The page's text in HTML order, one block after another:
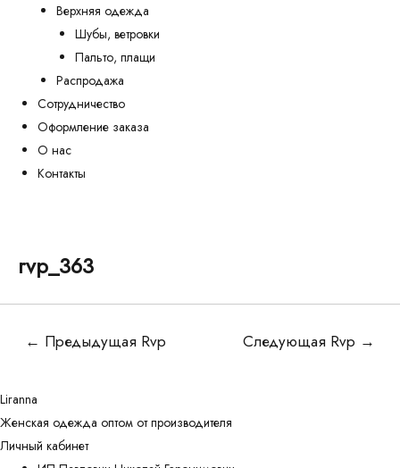
Верхняя одежда
Шубы, ветровки
Пальто, плащи
Распродажа
Сотрудничество
Оформление заказа
О нас
Контакты
rvp_363
Навигация
← Предыдущая Rvp Следующая Rvp →
Liranna
Женская одежда оптом от производителя
Личный кабинет